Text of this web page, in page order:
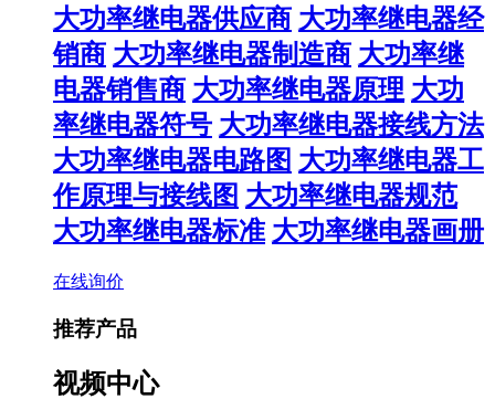
大功率继电器供应商 大功率继电器经
销商 大功率继电器制造商 大功率继
电器销售商 大功率继电器原理 大功
率继电器符号 大功率继电器接线方法
大功率继电器电路图 大功率继电器工
作原理与接线图 大功率继电器规范
大功率继电器标准 大功率继电器画册
在线询价
推荐产品
视频中心